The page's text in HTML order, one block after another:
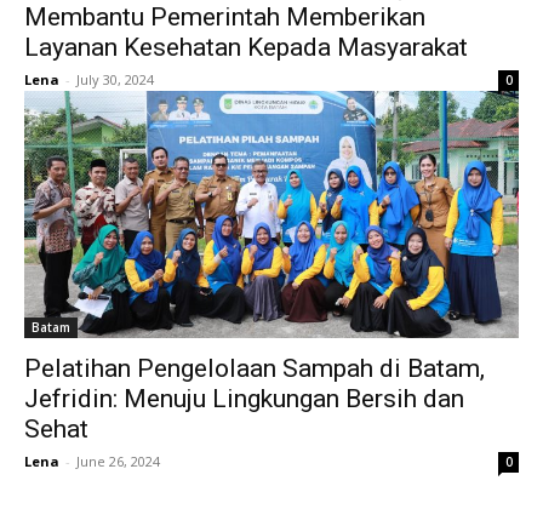
Membantu Pemerintah Memberikan
Layanan Kesehatan Kepada Masyarakat
Lena - July 30, 2024 0
Batam
Pelatihan Pengelolaan Sampah di Batam,
Jefridin: Menuju Lingkungan Bersih dan
Sehat
Lena - June 26, 2024 0